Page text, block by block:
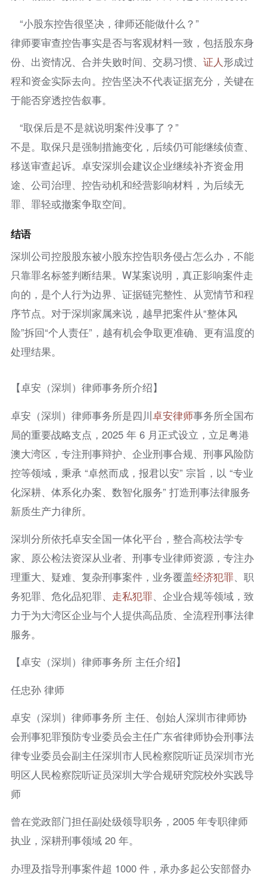
“小股东控告很坚决，律师还能做什么？”
律师要审查控告事实是否与客观材料一致，包括股东身
份、出资情况、合并失败时间、交易习惯、 证人 形成过
程和资金实际去向。控告坚决不代表证据充分，关键在
于能否穿透控告叙事。
“取保后是不是就说明案件没事了？”
不是。取保只是强制措施变化，后续仍可能继续侦查、
移送审查起诉。卓安深圳会建议企业继续补齐资金用
途、公司治理、控告动机和经营影响材料，为后续无
罪、罪轻或撤案争取空间。
结语
深圳公司控股股东被小股东控告职务侵占怎么办，不能
只靠罪名标签判断结果。W某案说明，真正影响案件走
向的，是个人行为边界、证据链完整性、从宽情节和程
序节点。对于深圳家属来说，越早把案件从“整体风
险”拆回“个人责任”，越有机会争取更准确、更有温度的
处理结果。
【卓安（深圳）律师事务所介绍】
卓安（深圳）律师事务所是四川卓安律师事务所全国布
局的重要战略支点，2025 年 6 月正式设立，立足粤港
澳大湾区，专注刑事辩护、企业刑事合规、刑事风险防
控等领域，秉承 “卓然而成，报君以安” 宗旨，以 “专业
化深耕、体系化办案、数智化服务” 打造刑事法律服务
新质生产力律所。
深圳分所依托卓安全国一体化平台，整合高校法学专
家、原公检法资深从业者、刑事专业律师资源，专注办
理重大、疑难、复杂刑事案件，业务覆盖经济犯罪、职
务犯罪、危化品犯罪、 走私犯罪、企业合规等领域，致
力于为大湾区企业与个人提供高品质、全流程刑事法律
服务。
【卓安（深圳）律师事务所 主任介绍】
任忠孙 律师
卓安（深圳）律师事务所 主任、创始人深圳市律师协
会刑事犯罪预防专业委员会主任广东省律师协会刑事法
律专业委员会副主任深圳市人民检察院听证员深圳市光
明区人民检察院听证员深圳大学合规研究院校外实践导
师
曾在党政部门担任副处级领导职务，2005 年专职律师
执业，深耕刑事领域 20 年。
办理及指导刑事案件超 1000 件，承办多起公安部督办